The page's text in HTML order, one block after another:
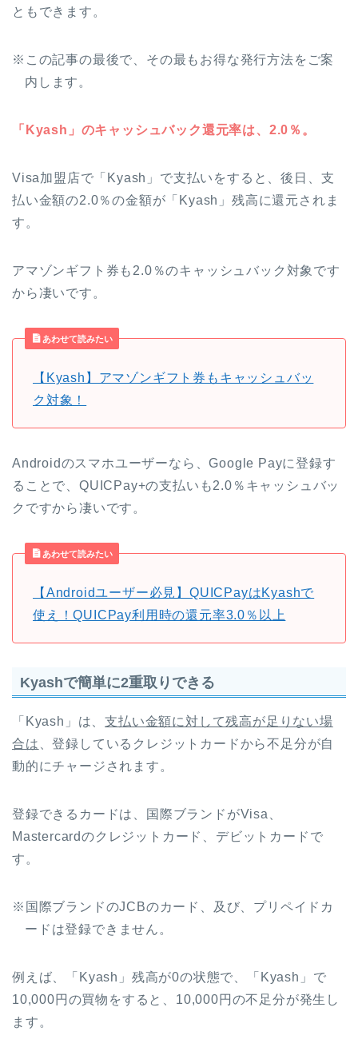
ともできます。
※この記事の最後で、その最もお得な発行方法をご案
内します。
「Kyash」のキャッシュバック還元率は、2.0％。
Visa加盟店で「Kyash」で支払いをすると、後日、支
払い金額の2.0％の金額が「Kyash」残高に還元されま
す。
アマゾンギフト券も2.0％のキャッシュバック対象です
から凄いです。
あわせて読みたい
【Kyash】アマゾンギフト券もキャッシュバッ
ク対象！
Androidのスマホユーザーなら、Google Payに登録す
ることで、QUICPay+の支払いも2.0％キャッシュバッ
クですから凄いです。
あわせて読みたい
【Androidユーザー必見】QUICPayはKyashで
使え！QUICPay利用時の還元率3.0％以上
Kyashで簡単に2重取りできる
「Kyash」は、支払い金額に対して残高が足りない場
合は 、登録しているクレジットカードから不足分が自
動的にチャージされます。
登録できるカードは、国際ブランドがVisa、
Mastercardのクレジットカード、デビットカードで
す。
※国際ブランドのJCBのカード、及び、プリペイドカ
ードは登録できません。
例えば、「Kyash」残高が0の状態で、「Kyash」で
10,000円の買物をすると、10,000円の不足分が発生し
ます。